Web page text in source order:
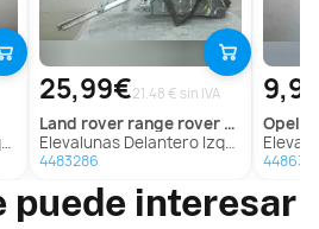
25,99€21.48 € sin IVA
land rover range rover (lp)
Elevalunas Delantero Izquierdo Para Land Rover Range Rover
4483286
opel
Elevalunas
puede interesar